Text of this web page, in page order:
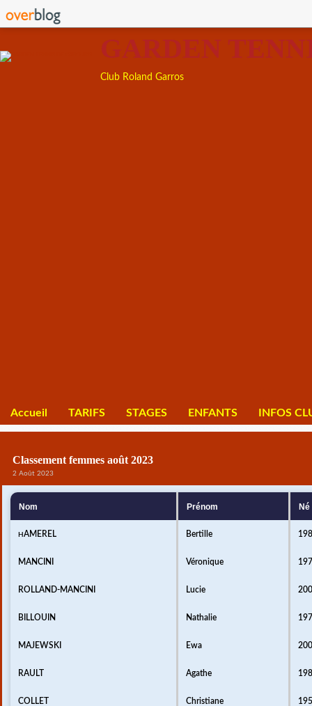
GARDEN
Club Roland Garros
Accueil TARIFS STAGES ENFANTS INFOS
Classement femmes août 2023
2 Août 2023
Nom Prénom
H AMEREL Bertille
MANCINI Véronique
ROLLAND-MANCINI Lucie
BILLOUIN Nathalie
MAJEWSKI Ewa
RAULT Agathe
COLLET Christiane